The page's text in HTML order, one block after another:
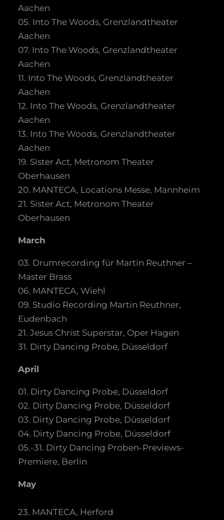
Aachen
05. Into The Woods, Grenzlandtheater
Aachen
07. Into The Woods, Grenzlandtheater
Aachen
11. Into The Woods, Grenzlandtheater
Aachen
12. Into The Woods, Grenzlandtheater
Aachen
13. Into The Woods, Grenzlandtheater
Aachen
19. Sister Act, Metronom Theater
Oberhausen
20. MANTECA, Locations Messe, Mannheim
21. Sister Act, Metronom Theater
Oberhausen
March
03. Drumrecording für Martin Reuthner –
Master Brass
06. MANTECA, Wiehl
09. Studio Recording Martin Reuthner,
Eudenbach
21. Jesus Christ Superstar, Oper Hagen
31. Dirty Dancing Probe, Düsseldorf
April
01. Dirty Dancing Probe, Düsseldorf
02. Dirty Dancing Probe, Düsseldorf
03. Dirty Dancing Probe, Düsseldorf
04. Dirty Dancing Probe, Düsseldorf
05.-31. Dirty Dancing Proben-Previews-
Premiere, Berlin
May
23. MANTECA, Herford